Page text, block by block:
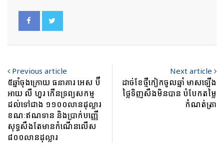
Previous article
៥ឆ្នាំចុងក្រោយ ធនាគារ​ អេស ប៊ី
អាយ លី ហួរ កើនទ្រព្យសកម្ម
ដល់ទៅជាង ១១០០លានដុល្លារ
ខណៈឥណទាន និងប្រាក់បញ្ញើ
សុទ្ធសឹងតែមានកំណើនលើស
៨០០លានដុល្លារ
Next article
ដាច់ខែថ្មីកៀកចូលឆ្នាំ មាសឡើង
ថ្លៃទិញសឹងមិនបាន បំបែកតម្លៃ
កំណត់ត្រា